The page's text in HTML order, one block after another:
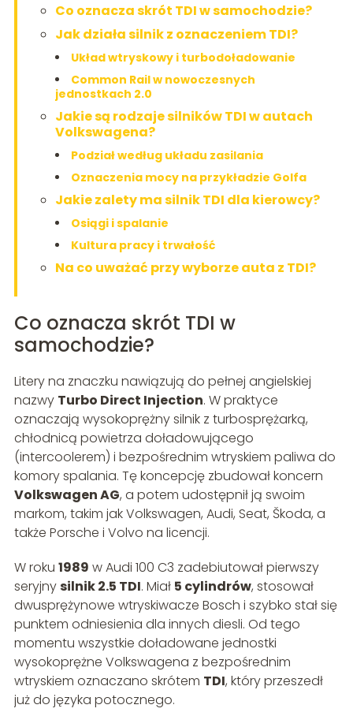
Co oznacza skrót TDI w samochodzie?
Jak działa silnik z oznaczeniem TDI?
Układ wtryskowy i turbodoładowanie
Common Rail w nowoczesnych
jednostkach 2.0
Jakie są rodzaje silników TDI w autach
Volkswagena?
Podział według układu zasilania
Oznaczenia mocy na przykładzie Golfa
Jakie zalety ma silnik TDI dla kierowcy?
Osiągi i spalanie
Kultura pracy i trwałość
Na co uważać przy wyborze auta z TDI?
Co oznacza skrót TDI w
samochodzie?
Litery na znaczku nawiązują do pełnej angielskiej
nazwy Turbo Direct Injection. W praktyce
oznaczają wysokoprężny silnik z turbosprężarką,
chłodnicą powietrza doładowującego
(intercoolerem) i bezpośrednim wtryskiem paliwa do
komory spalania. Tę koncepcję zbudował koncern
Volkswagen AG, a potem udostępnił ją swoim
markom, takim jak Volkswagen, Audi, Seat, Škoda, a
także Porsche i Volvo na licencji.
W roku 1989 w Audi 100 C3 zadebiutował pierwszy
seryjnysilnik 2.5 TDI. Miał 5 cylindrów, stosował
dwusprężynowe wtryskiwacze Bosch i szybko stał się
punktem odniesienia dla innych diesli. Od tego
momentu wszystkie doładowane jednostki
wysokoprężne Volkswagena z bezpośrednim
wtryskiem oznaczano skrótem TDI, który przeszedł
już do języka potocznego.